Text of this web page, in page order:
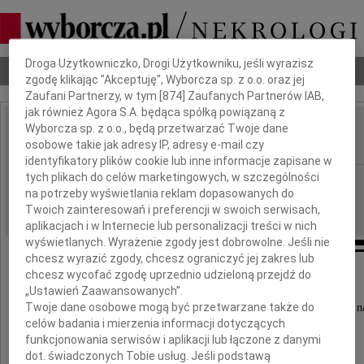
Nekrologi Odeszli Poradnik pogrzebowy
IMIĘ I NAZWISKO: Janina Maj-Niśkiewicz
REGION: Wrocław
DATA EMISJI: 22.10.2020
Z głębokim żalem zawiadamiamy,
iż w dniu 19 października 2020 roku odeszła od
nasza Najukochańsza Mama i Babcia
Dbamy o Twoją prywatność
Droga Użytkowniczko, Drogi Użytkowniku, jeśli wyrazisz
zgodę klikając "Akceptuję", Wyborcza sp. z o.o. oraz jej
Zaufani Partnerzy, w tym [874 ] Zaufanych Partnerów IAB,
jak również Agora S.A. będąca spółką powiązaną z
Wyborcza sp. z o.o., będą przetwarzać Twoje dane
osobowe takie jak adresy IP, adresy e-mail czy
identyfikatory plików cookie lub inne informacje zapisane w
tych plikach do celów marketingowych, w szczególności
na potrzeby wyświetlania reklam dopasowanych do
Twoich zainteresowań i preferencji w swoich serwisach,
aplikacjach i w Internecie lub personalizacji treści w nich
wyświetlanych. Wyrażenie zgody jest dobrowolne. Jeśli nie
chcesz wyrazić zgody, chcesz ograniczyć jej zakres lub
chcesz wycofać zgodę uprzednio udzieloną przejdź do
„Ustawień Zaawansowanych”.
Twoje dane osobowe mogą być przetwarzane także do
celów badania i mierzenia informacji dotyczących
funkcjonowania serwisów i aplikacji lub łączone z danymi
dot. świadczonych Tobie usług. Jeśli podstawą